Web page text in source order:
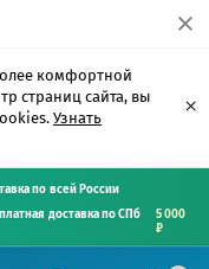
комфортной
страниц сайта, вы
Узнать
×
по всей России
доставка по СПб
5 000
₽